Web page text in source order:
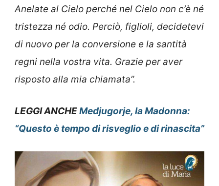
Anelate al Cielo perché nel Cielo non c’è né
tristezza né odio. Perciò, figlioli, decidetevi
di nuovo per la conversione e la santità
regni nella vostra vita. Grazie per aver
risposto alla mia chiamata”.
LEGGI ANCHEMedjugorje, la Madonna:
“Questo è tempo di risveglio e di rinascita”